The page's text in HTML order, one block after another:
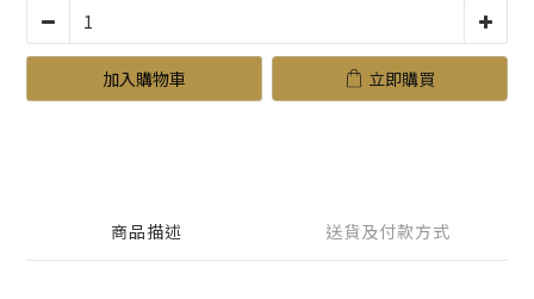
加入購物車 立即購買
商品描述 送貨及付款方式